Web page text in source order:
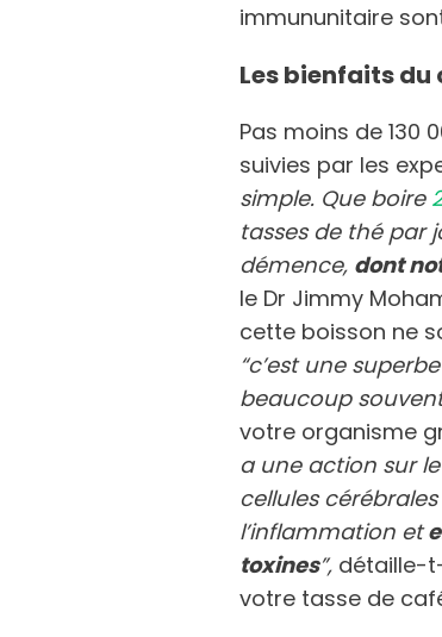
immununitaire
Les bienfaits
Pas moins de 130
suivies par les
simple. Que boire
tasses de thé par
démence, dont
le Dr Jimmy
cette boisson ne
“c’est une
beaucoup
votre organisme
a une action sur
cellules
l’inflammation et
toxines”, détaille-
votre tasse de